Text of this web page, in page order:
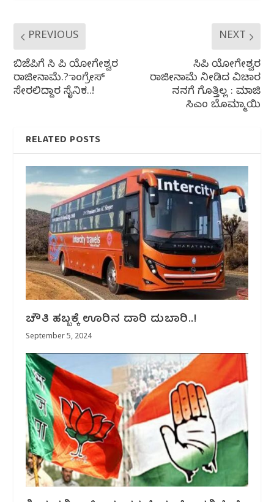
PREVIOUS
ಬಿಜೆಪಿಗೆ ಸಿ ಪಿ ಯೋಗೇಶ್ವರ
ರಾಜೀನಾಮೆ.? ಕಾಂಗ್ರೇಸ್
ಸೇರಲಿದ್ದಾರ‌ ಸೈನಿಕ..!
NEXT
ಸಿಪಿ ಯೋಗೇಶ್ವರ
ರಾಜೀನಾಮೆ‌ ನೀಡಿದ ವಿಚಾರ
ನನಗೆ ಗೊತ್ತಿಲ್ಲ : ಮಾಜಿ
ಸಿಎಂ ಬೊಮ್ಮಾಯಿ
RELATED POSTS
ಚೌತಿ ಹಬ್ಬಕ್ಕೆ ಊರಿನ ದಾರಿ ದುಬಾರಿ..!
September 5, 2024